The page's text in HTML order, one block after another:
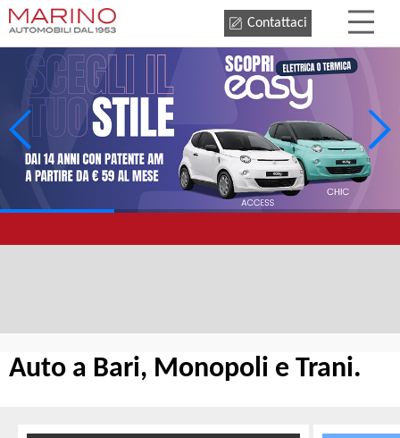
Contattaci
Auto a Bari, Monopoli e Trani.